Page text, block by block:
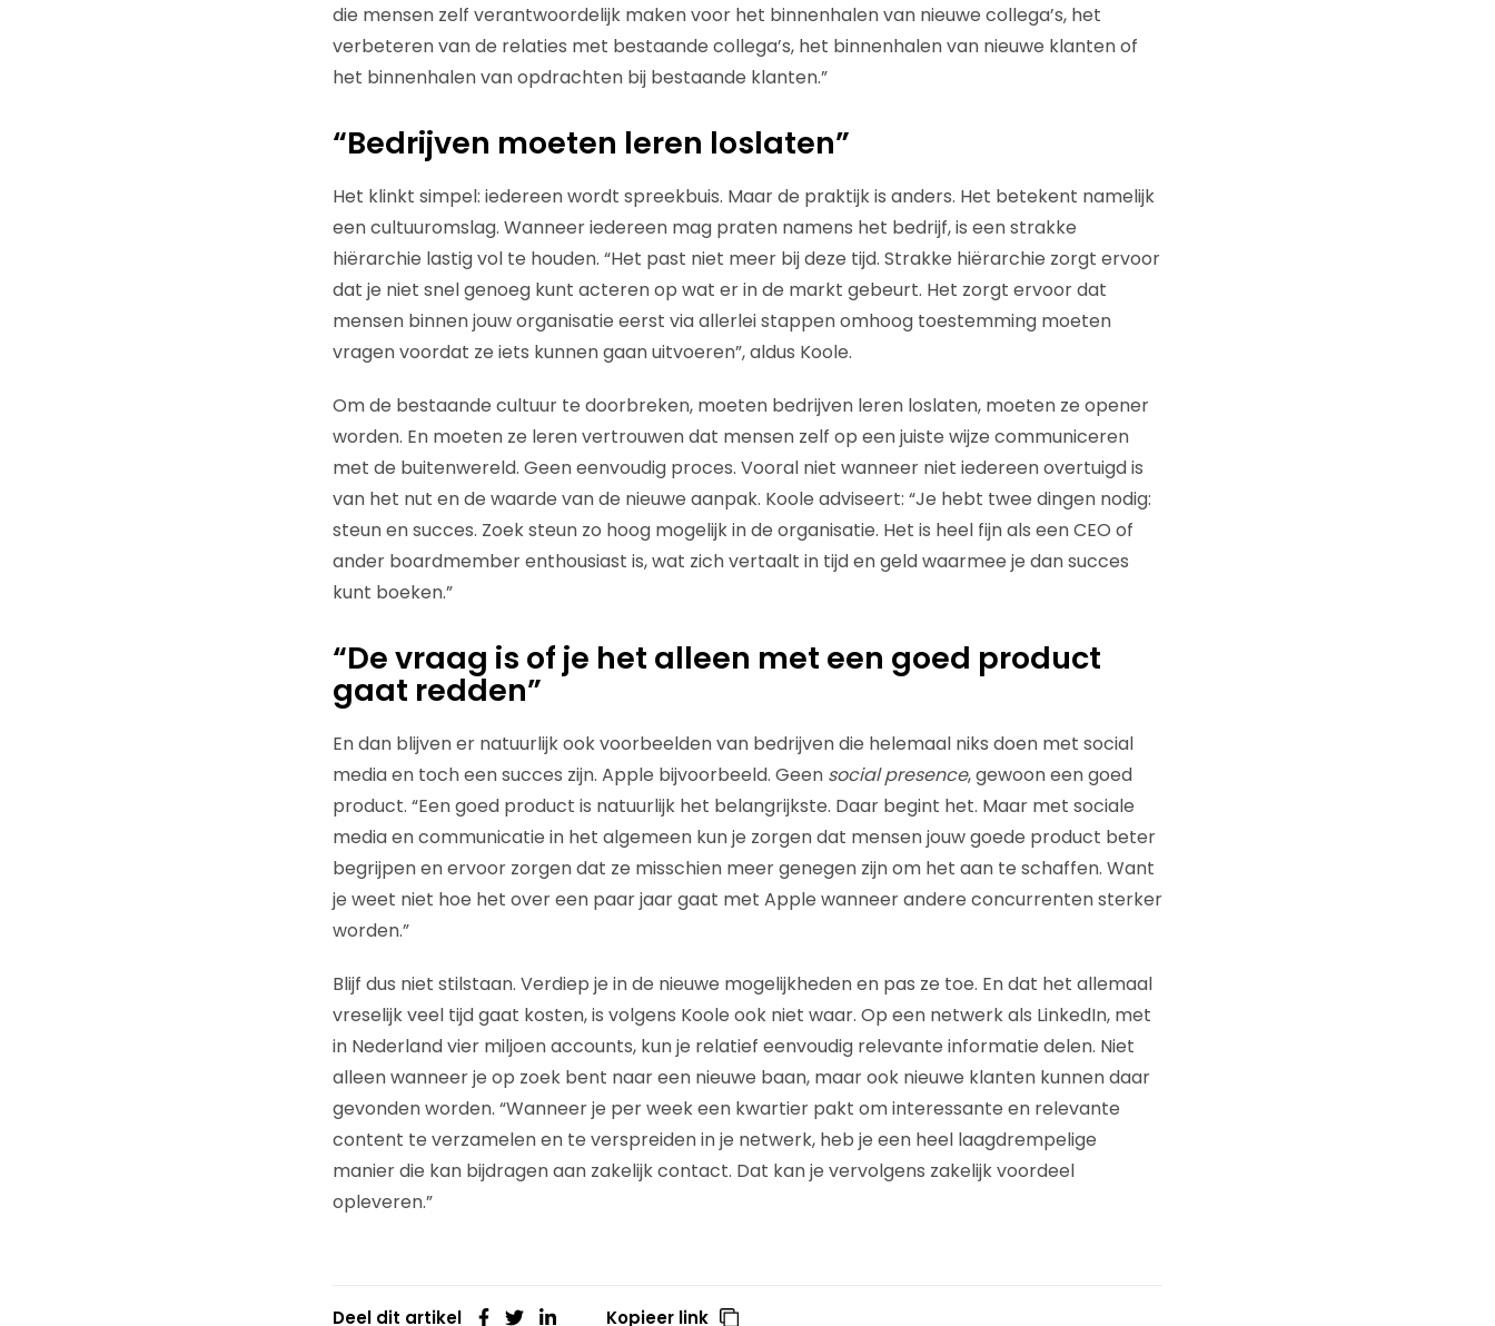
die mensen zelf verantwoordelijk maken voor het binnenhalen van nieuwe collega’s, het
verbeteren van de relaties met bestaande collega’s, het binnenhalen van nieuwe klanten of
het binnenhalen van opdrachten bij bestaande klanten.”
“Bedrijven moeten leren loslaten”
Het klinkt simpel: iedereen wordt spreekbuis. Maar de praktijk is anders. Het betekent namelijk
een cultuuromslag. Wanneer iedereen mag praten namens het bedrijf, is een strakke
hiërarchie lastig vol te houden. “Het past niet meer bij deze tijd. Strakke hiërarchie zorgt ervoor
dat je niet snel genoeg kunt acteren op wat er in de markt gebeurt. Het zorgt ervoor dat
mensen binnen jouw organisatie eerst via allerlei stappen omhoog toestemming moeten
vragen voordat ze iets kunnen gaan uitvoeren”, aldus Koole.
Om de bestaande cultuur te doorbreken, moeten bedrijven leren loslaten, moeten ze opener
worden. En moeten ze leren vertrouwen dat mensen zelf op een juiste wijze communiceren
met de buitenwereld. Geen eenvoudig proces. Vooral niet wanneer niet iedereen overtuigd is
van het nut en de waarde van de nieuwe aanpak. Koole adviseert: “Je hebt twee dingen nodig:
steun en succes. Zoek steun zo hoog mogelijk in de organisatie. Het is heel fijn als een CEO of
ander boardmember enthousiast is, wat zich vertaalt in tijd en geld waarmee je dan succes
kunt boeken.”
“De vraag is of je het alleen met een goed product
gaat redden”
En dan blijven er natuurlijk ook voorbeelden van bedrijven die helemaal niks doen met social
media en toch een succes zijn. Apple bijvoorbeeld. Geen social presence, gewoon een goed
product. “Een goed product is natuurlijk het belangrijkste. Daar begint het. Maar met sociale
media en communicatie in het algemeen kun je zorgen dat mensen jouw goede product beter
begrijpen en ervoor zorgen dat ze misschien meer genegen zijn om het aan te schaffen. Want
je weet niet hoe het over een paar jaar gaat met Apple wanneer andere concurrenten sterker
worden.”
Blijf dus niet stilstaan. Verdiep je in de nieuwe mogelijkheden en pas ze toe. En dat het allemaal
vreselijk veel tijd gaat kosten, is volgens Koole ook niet waar. Op een netwerk als LinkedIn, met
in Nederland vier miljoen accounts, kun je relatief eenvoudig relevante informatie delen. Niet
alleen wanneer je op zoek bent naar een nieuwe baan, maar ook nieuwe klanten kunnen daar
gevonden worden. “Wanneer je per week een kwartier pakt om interessante en relevante
content te verzamelen en te verspreiden in je netwerk, heb je een heel laagdrempelige
manier die kan bijdragen aan zakelijk contact. Dat kan je vervolgens zakelijk voordeel
opleveren.”
Deel dit artikel Kopieer link